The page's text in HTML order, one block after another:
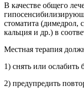
В качестве общего
стоматита (димедрол,
кальция и др.) в
Местная терапия
1) снять или
2) предупредить